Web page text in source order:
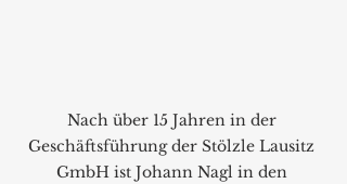
Nach über 15 Jahren in der
Geschäftsführung der Stölzle Lausitz
GmbH ist Johann Nagl in den